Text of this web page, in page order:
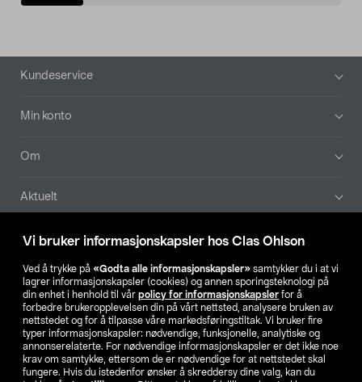
Vi bruker informasjonskapsler hos Clas Ohlson
Ved å trykke på «Godta alle informasjonskapsler» samtykker du i at vi
lagrer informasjonskapsler (cookies) og annen sporingsteknologi på
din enhet i henhold til vår policy for informasjonskapsler for å
forbedre brukeropplevelsen din på vårt nettsted, analysere bruken av
nettstedet og for å tilpasse våre markedsføringstiltak. Vi bruker fire
typer informasjonskapsler: nødvendige, funksjonelle, analytiske og
annonserelaterte. For nødvendige informasjonskapsler er det ikke noe
krav om samtykke, ettersom de er nødvendige for at nettstedet skal
fungere. Hvis du istedenfor ønsker å skreddersy dine valg, kan du
Bunntekst
Kundeservice
Min konto
Om
Aktuelt
Våre selskaper
Finn din butikk
SE NO FI